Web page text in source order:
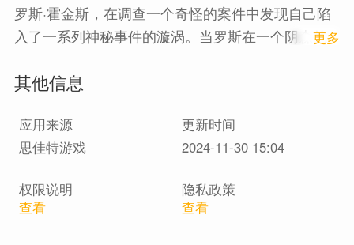
罗斯·霍金斯，在调查一个奇怪的案件中发现自己陷
入了一系列神秘事件的漩涡。当罗斯在一个阴森的
目的女性，后者向她提供了一项交易。这个危险的
经典生存恐怖游戏与现代触感相结合
《失落的记忆》是一款第三人称生存恐怖游戏，结
绕恐怖机制展开。作为90年代最伟大恐怖游戏的精
神继承者，《ForgottenMemories》为现代观众重新
1 更多
其他信息
应用来源
更新时间
思佳特游戏
2024-11-30 15:04
权限说明
查看
隐私政策
查看